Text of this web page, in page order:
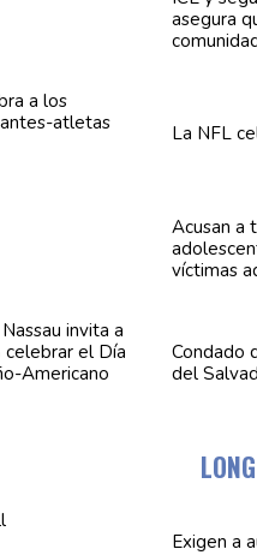
asegura
La NFL
Acusan a
víctimas
Condado
del
Exigen a